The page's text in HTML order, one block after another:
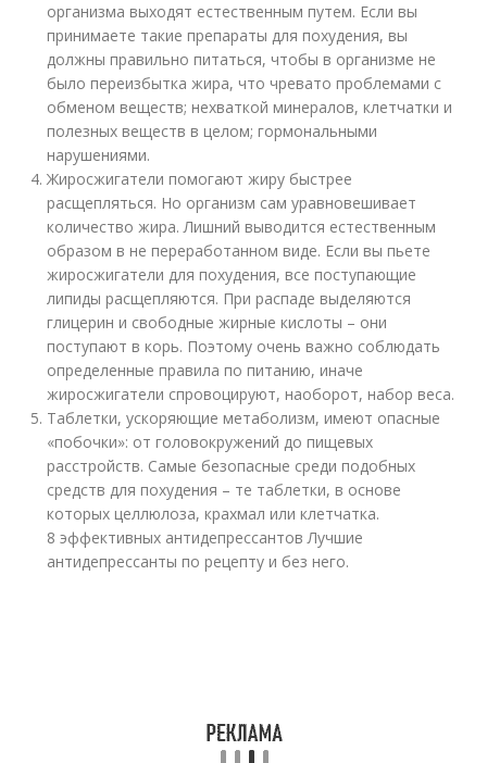
организма выходят естественным путем. Если вы
принимаете такие препараты для похудения, вы
должны правильно питаться, чтобы в организме не
было переизбытка жира, что чревато проблемами с
обменом веществ; нехваткой минералов, клетчатки и
полезных веществ в целом; гормональными
нарушениями.
Жиросжигатели помогают жиру быстрее
расщепляться. Но организм сам уравновешивает
количество жира. Лишний выводится естественным
образом в не переработанном виде. Если вы пьете
жиросжигатели для похудения, все поступающие
липиды расщепляются. При распаде выделяются
глицерин и свободные жирные кислоты – они
поступают в корь. Поэтому очень важно соблюдать
определенные правила по питанию, иначе
жиросжигатели спровоцируют, наоборот, набор веса.
Таблетки, ускоряющие метаболизм, имеют опасные
«побочки»: от головокружений до пищевых
расстройств. Самые безопасные среди подобных
средств для похудения – те таблетки, в основе
которых целлюлоза, крахмал или клетчатка.
8 эффективных антидепрессантов Лучшие
антидепрессанты по рецепту и без него.